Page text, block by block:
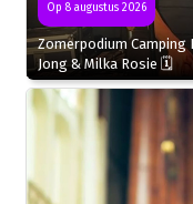
Op 8 augustus 2026
Zomerpodium Camping
Jong & Milka Rosie 🗓